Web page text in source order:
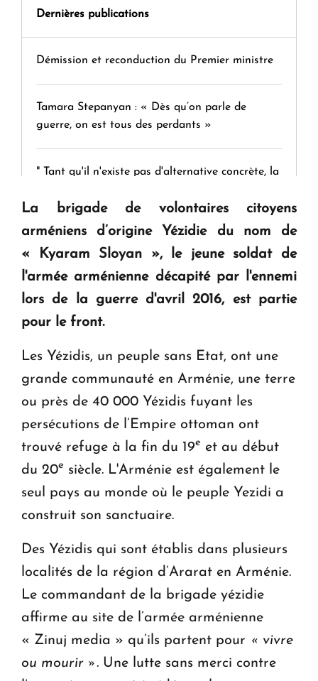
Dernières publications
Démission et reconduction du Premier ministre
Tamara Stepanyan : « Dès qu’on parle de
guerre, on est tous des perdants »
" Tant qu'il n'existe pas d'alternative concrète, la
KASA : 30 ans d'audace, de résilience et d'avenir
en Arménie
Le premier hôtel Hyatt Regency d'Arménie
ouvrira ses portes à Dilijan
La brigade de volontaires citoyens
arméniens d’origine Yézidie du nom de
« Kyaram Sloyan », le jeune soldat de
l'armée arménienne décapité par l'ennemi
lors de la guerre d'avril 2016, est partie
pour le front.
Les Yézidis, un peuple sans Etat, ont une
grande communauté en Arménie, une terre
ou près de 40 000 Yézidis fuyant les
persécutions de l’Empire ottoman ont
trouvé refuge à la fin du 19e et au début
du 20e siècle. L'Arménie est également le
seul pays au monde où le peuple Yezidi a
construit son sanctuaire.
Des Yézidis qui sont établis dans plusieurs
localités de la région d’Ararat en Arménie.
Le commandant de la brigade yézidie
affirme au site de l’armée arménienne
« Zinuj media » qu’ils partent pour « vivre
ou mourir ». Une lutte sans merci contre